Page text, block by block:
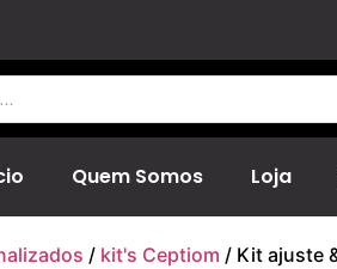
Quem Somos Loja
/ kit's Ceptiom / Kit ajuste